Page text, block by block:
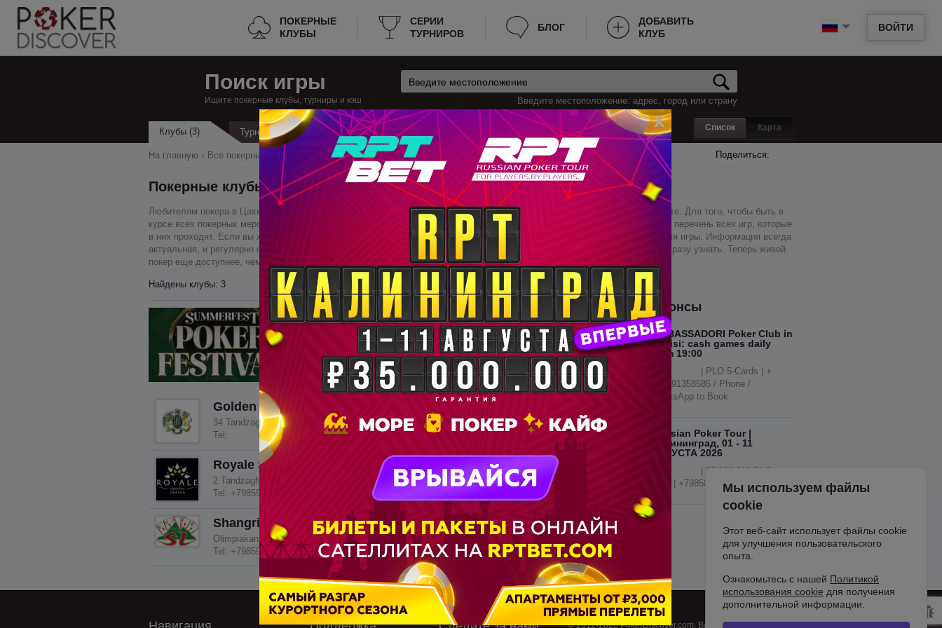
ВОЙТИ
ПОКЕРНЫЕ
КЛУБЫ
СЕРИИ
ТУРНИРОВ
БЛОГ
ДОБАВИТЬ
КЛУБ
Поиск игры
Ищите покерные клубы, турниры и кэш Введите местоположение: адрес, город или страну
Клубы (3) Турниры Кэш Список Карта
x
Поделиться:
На главную Все покерные клубы Армения Цахкадзор
Покерные клубы в Цахкадзоре
Любителям покера в Цахкадзоре наш ресурс будет полезен тем, что вся необходимая информация собрана в одном месте. Для того, чтобы быть в
курсе всех покерных мероприятий, мы ведем список всех действующих покерных клубов и румов в Цахкадзоре, а так же перечень всех игр, которые
в них проходят. Если вы хотите сыграть в покер в Цахкадзоре, наш сайт вам поможет без затрат времени найти место для игры. Информация всегда
актуальная, и регулярно обновляется, так что если какой-то вид игры отменят, или клуб закроется, вы об этом сможете сразу узнать. Теперь живой
покер еще доступнее, чем прежде – вся информация есть на нашем сайте, и предоставлена в удобном виде.
Найдены клубы: 3
Golden Palace Hotel Resort & Spa
34 Tandzaghbyur St, Tsaghkadzor 2310, Armenia
Tel:
Royale Signature Casino Poker Club
2 Tandzaghbyur St 4/1, Tsaghkadzor 2310, Armenia
Tel: +79859709099
2 отзыв
Shangri-La Casino
Olimpiakan Street 8, Tsaghkadzor, 6400, Armenia
Tel: +79859709099
Анонсы
AMBASSADORI Poker Club in
Tbilisi: cash games daily
from 19:00
| PLO 5-Cards | +
995591358585 / Phone /
WhatsApp to Book
Russian Poker Tour |
Калининград, 01 - 11
АВГУСТА 2026
| 35.000.000 RUB
GTD | +79858018866
© 2012-2026 PokerDiscover.com. Все права защищены.
Мы используем файлы
cookie
Этот веб-сайт использует файлы cookie
для улучшения пользовательского
опыта.
Ознакомьтесь с нашей Политикой
использования cookie для получения
дополнительной информации.